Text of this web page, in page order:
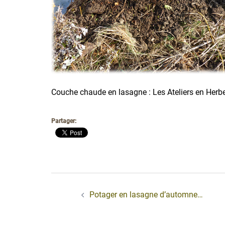
Couche chaude en lasagne : Les Ateliers en
Partager:
d’articlePotager en lasagne d’automne…